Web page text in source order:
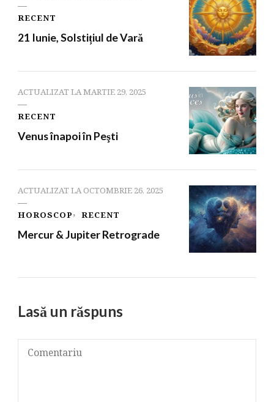
RECENT
21 Iunie, Solstițiul de Vară
ACTUALIZAT LAMARTIE 29, 2025
RECENT
Venus înapoi în Peşti
ACTUALIZAT LAOCTOMBRIE 26, 2025
HOROSCOP RECENT
Mercur & Jupiter Retrograde
Lasă un răspuns